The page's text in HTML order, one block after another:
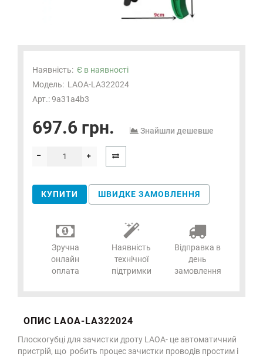
Наявність: Є в наявності
Модель: LAOA-LA322024
Арт.: 9a31a4b3
697.6 грн. Знайшли дешевше
КУПИТИ ШВИДКЕ ЗАМОВЛЕННЯ
Зручна
онлайн
оплата
Наявність
технічної
підтримки
Відправка в
день
замовлення
ОПИС LAOA-LA322024
Плоскогубці для зачистки дроту LAOA- це автоматичний
пристрій, що робить процес зачистки проводів простим і